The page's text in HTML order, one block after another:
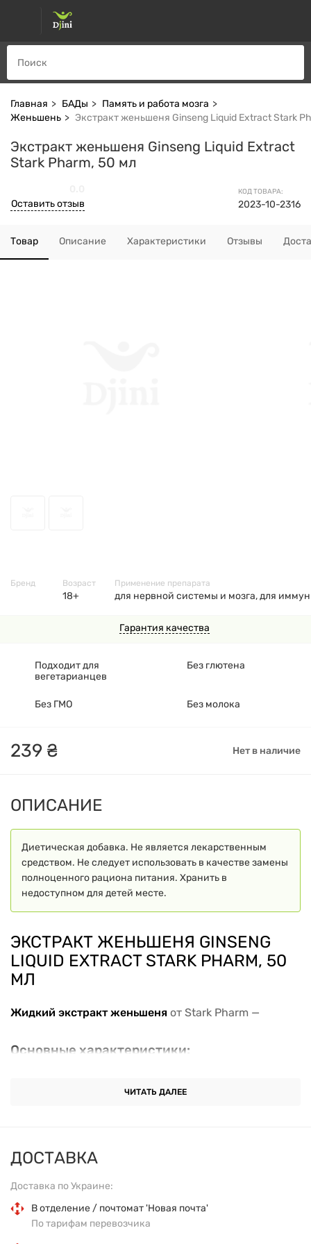
Главная БАДы
Память и работа мозга
Женьшень
Экстракт женьшеня Ginseng Liquid Extract Stark
Экстракт женьшеня Ginseng Liquid Extract
Stark Pharm, 50 мл
КОД ТОВАРА:
2023-10-2316
Оставить отзыв
Товар Описание Характеристики Отзывы
Гарантия качества
239 ₴ Нет в наличие
Подходит для
вегетарианцев
Без глютена
Без ГМО Без молока
ДОСТАВКА
Доставка по Украине:
В отделение / почтомат 'Новая почта'
По тарифам перевозчика
Бренд Возраст
18+
Применение препарата
для нервной системы и мозга, для
ОПИСАНИЕ
Диетическая добавка. Не является лекарственным
средством. Не следует использовать в качестве замены
полноценного рациона питания. Хранить в
недоступном для детей месте.
ЭКСТРАКТ ЖЕНЬШЕНЯ GINSENG
LIQUID EXTRACT STARK PHARM, 50
МЛ
Жидкий экстракт женьшеня от Stark Pharm —
Основные характеристики:
Активное вещество:
Рекомендовано:
улучшения физической и умственной активности
ЧИТАТЬ ДАЛЕЕ